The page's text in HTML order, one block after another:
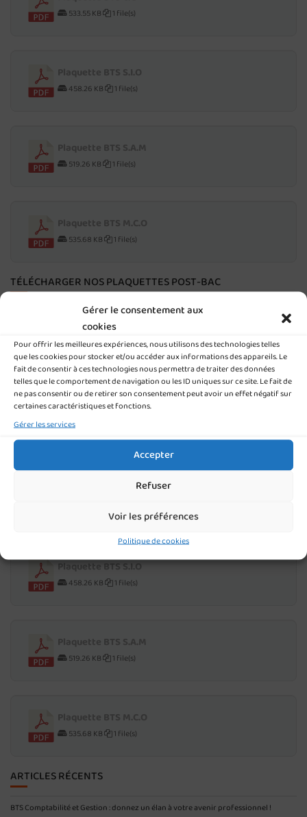
Gérer le consentement aux
cookies
Pour offrir les meilleures expériences, nous utilisons des technologies telles
que les cookies pour stocker et/ou accéder aux informations des appareils. Le
fait de consentir à ces technologies nous permettra de traiter des données
telles que le comportement de navigation ou les ID uniques sur ce site. Le fait de
ne pas consentir ou de retirer son consentement peut avoir un effet négatif sur
certaines caractéristiques et fonctions.
Gérer les services
Accepter
Refuser
Voir les préférences
Politique de cookies
533.55 KB 1 file(s)
458.26 KB 1 file(s)
519.26 KB 1 file(s)
535.68 KB 1 file(s)
TÉLÉCHARGER NOS PLAQUETTES POST-BAC
Plaquette CS Services Numériques aux
Organisations
350.40 KB 1 file(s)
Plaquette BTS gestion P.M.E
582.47 KB
Plaquette BTS C.G
Plaquette BTS S.I.O
458.26 KB 1 file(s)
519.26 KB 1 file(s)
535.68 KB 1 file(s)
ARTICLES RÉCENTS
BTS Comptabilité et Gestion : donnez un élan à votre avenir professionnel !